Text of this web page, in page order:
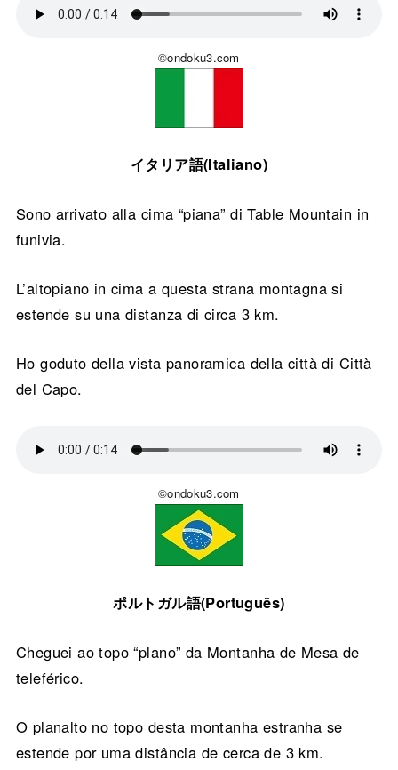
©ondoku3.com
イタリア語(Italiano)
Sono arrivato alla cima “piana” di Table Mountain in
funivia.
L’altopiano in cima a questa strana montagna si
estende su una distanza di circa 3 km.
Ho goduto della vista panoramica della città di Città
del Capo.
©ondoku3.com
ポルトガル語(Português)
Cheguei ao topo “plano” da Montanha de Mesa de
teleférico.
O planalto no topo desta montanha estranha se
estende por uma distância de cerca de 3 km.